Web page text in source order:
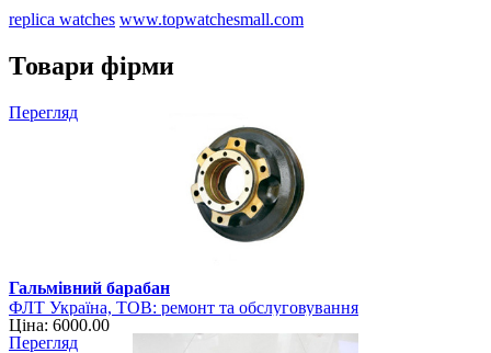
replica watches www.topwatchesmall.com
Товари фірми
Перегляд
Гальмівний барабан
ФЛТ Україна, ТОВ: ремонт та обслуговування
навантажувально-розвантажувальної техніки
Ціна: 6000.00
Перегляд